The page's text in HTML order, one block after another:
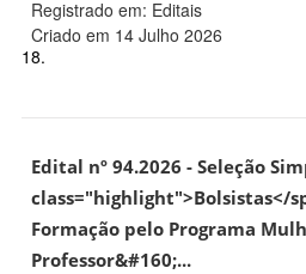
Registrado em: Editais
Criado em 14 Julho 2026
18.
Edital nº 94.2026 - Seleção
class="highlight">Bolsistas</
Formação pelo Programa
Professor&#160;...